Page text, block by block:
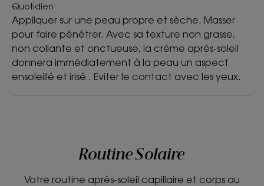
Quotidien
Appliquer sur une peau propre et sèche. Masser
pour faire pénétrer. Avec sa texture non grasse,
non collante et onctueuse, la crème après-soleil
donnera immédiatement à la peau un aspect
ensoleillé et irisé . Eviter le contact avec les yeux.
Routine Solaire
Votre routine après-soleil capillaire et corps au